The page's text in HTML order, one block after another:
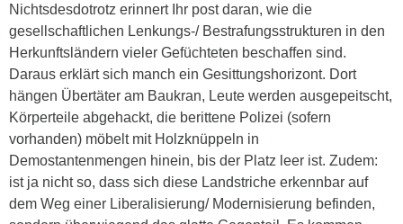
Nichtsdesdotrotz erinnert Ihr post daran, wie die
gesellschaftlichen Lenkungs-/ Bestrafungsstrukturen in den
Herkunftsländern vieler Gefüchteten beschaffen sind.
Daraus erklärt sich manch ein Gesittungshorizont. Dort
hängen Übertäter am Baukran, Leute werden ausgepeitscht,
Körperteile abgehackt, die berittene Polizei (sofern
vorhanden) möbelt mit Holzknüppeln in
Demostantenmengen hinein, bis der Platz leer ist. Zudem:
ist ja nicht so, dass sich diese Landstriche erkennbar auf
dem Weg einer Liberalisierung/ Modernisierung befinden,